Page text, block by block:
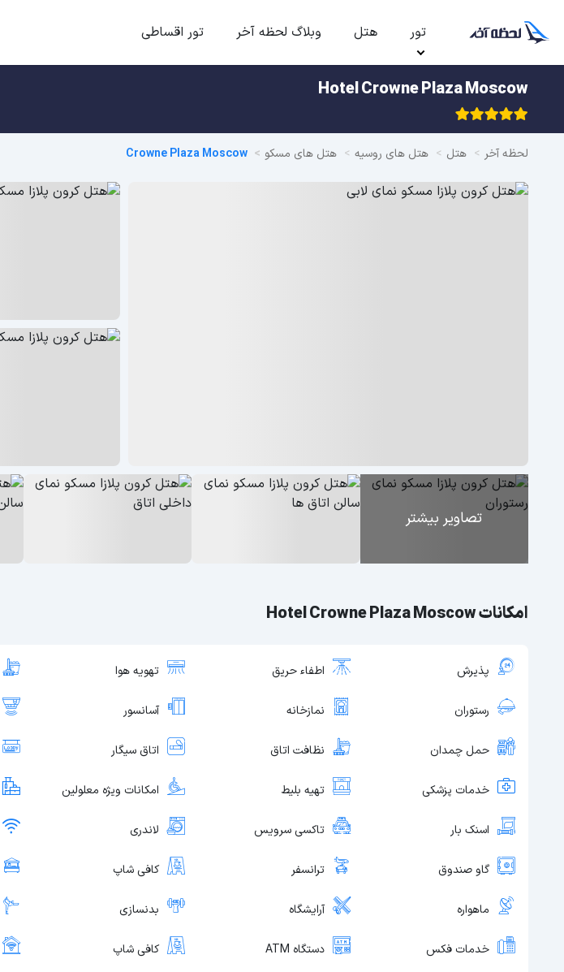
تور هتل وبلاگ لحظه آخر تور اقساطی
Hotel Crowne Plaza Moscow
لحظه آخر هتل هتل های روسیه هتل های مسکو Crowne Plaza Moscow
تصاویر بیشتر
امکانات Hotel Crowne Plaza Moscow
پذیرش اطفاء حریق تهویه هوا
رستوران نمازخانه آسانسور
حمل چمدان نظافت اتاق اتاق سیگار
خدمات پزشکی تهیه بلیط امکانات ویژه معلولین
اسنک بار تاکسی سرویس لاندری
گاو صندوق ترانسفر کافی شاپ
ماهواره آرایشگاه بدنسازی
خدمات فکس دستگاه ATM کافی شاپ